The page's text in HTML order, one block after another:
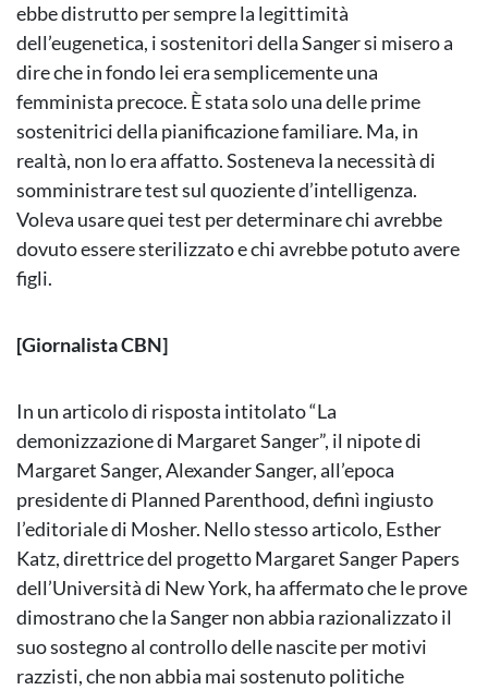
ebbe distrutto per sempre la legittimità
dell’eugenetica, i sostenitori della Sanger si misero a
dire che in fondo lei era semplicemente una
femminista precoce. È stata solo una delle prime
sostenitrici della pianificazione familiare. Ma, in
realtà, non lo era affatto. Sosteneva la necessità di
somministrare test sul quoziente d’intelligenza.
Voleva usare quei test per determinare chi avrebbe
dovuto essere sterilizzato e chi avrebbe potuto avere
figli.
[Giornalista CBN]
In un articolo di risposta intitolato “La
demonizzazione di Margaret Sanger”, il nipote di
Margaret Sanger, Alexander Sanger, all’epoca
presidente di Planned Parenthood, definì ingiusto
l’editoriale di Mosher. Nello stesso articolo, Esther
Katz, direttrice del progetto Margaret Sanger Papers
dell’Università di New York, ha affermato che le prove
dimostrano che la Sanger non abbia razionalizzato il
suo sostegno al controllo delle nascite per motivi
razzisti, che non abbia mai sostenuto politiche